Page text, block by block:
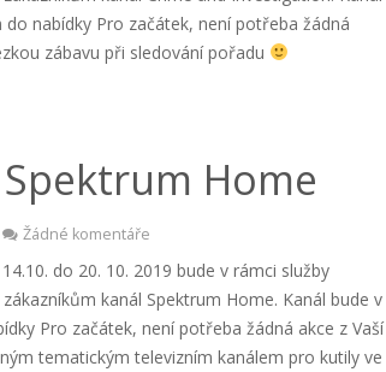
nabídky Pro začátek, není potřeba žádná
zábavu při sledování pořadu
Home
Žádné komentáře
do 20. 10. 2019 bude v rámci služby
kanál Spektrum Home. Kanál bude v
Pro začátek, není potřeba žádná akce z Vaší
tematickým televizním kanálem pro kutily ve